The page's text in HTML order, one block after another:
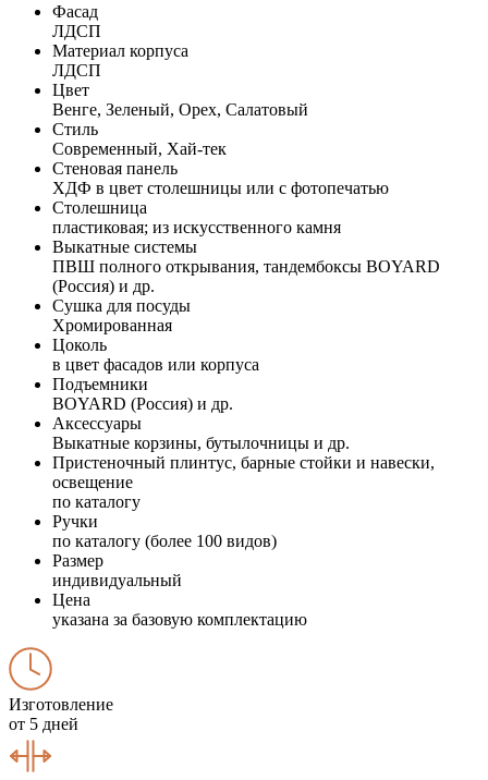
Фасад
ЛДСП
Материал корпуса
ЛДСП
Цвет
Венге, Зеленый, Орех, Салатовый
Стиль
Современный, Хай-тек
Стеновая панель
ХДФ в цвет столешницы или с фотопечатью
Столешница
пластиковая; из искусственного камня
Выкатные системы
ПВШ полного открывания, тандембоксы BOYARD
(Россия) и др.
Сушка для посуды
Хромированная
Цоколь
в цвет фасадов или корпуса
Подъемники
BOYARD (Россия) и др.
Аксессуары
Выкатные корзины, бутылочницы и др.
Пристеночный плинтус, барные стойки и навески,
освещение
по каталогу
Ручки
по каталогу (более 100 видов)
Размер
индивидуальный
Цена
указана за базовую комплектацию
Изготовление
от 5 дней